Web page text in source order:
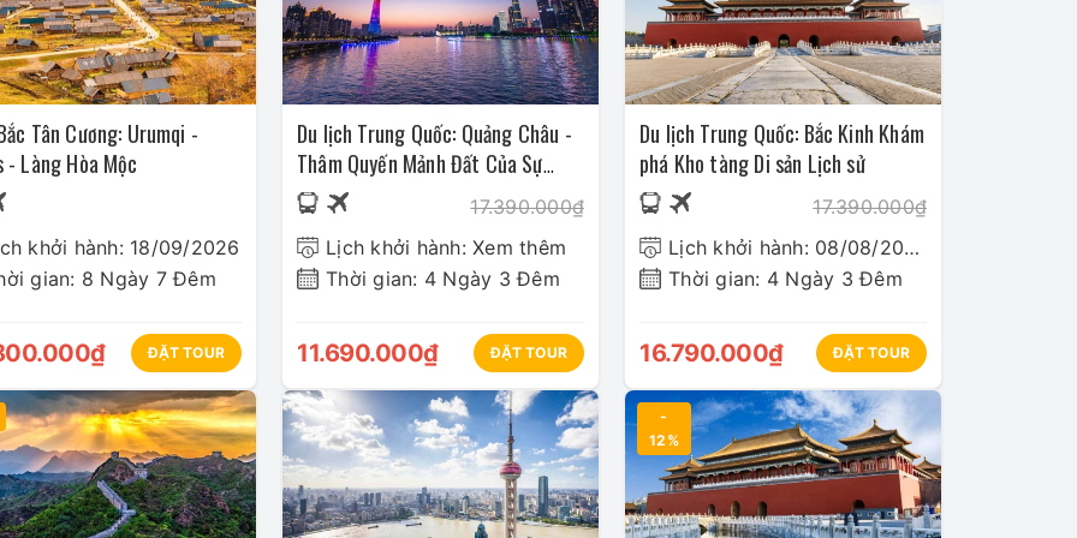
lịch Trung Quốcđang mở bán dưới đây và chọn cho mình một hành trình ưng ý nhất. Để
và nhận báo giá ưu đãi nhất, vui lòng liên hệ:
Nam, quận Hoàn Kiếm, Hà Nội.
Tân Cương: Urumqi -
- Làng Hòa Mộc
khởi hành: 18/09/2026
gian: 8 Ngày 7 Đêm
ĐẶT TOUR
Du lịch Trung Quốc: Quảng Châu -
Thâm Quyến Mảnh Đất Của Sự
Thịnh Vượng
17.390.000₫
Lịch khởi hành: Xem thêm
Thời gian: 4 Ngày 3 Đêm
11.690.000₫ ĐẶT TOUR
Du lịch Trung Quốc: Bắc Kinh Khám
phá Kho tàng Di sản Lịch sử
17.390.000₫
Lịch khởi hành: 08/08/2026
Thời gian: 4 Ngày 3 Đêm
16.790.000₫ ĐẶT TOUR
-
12%